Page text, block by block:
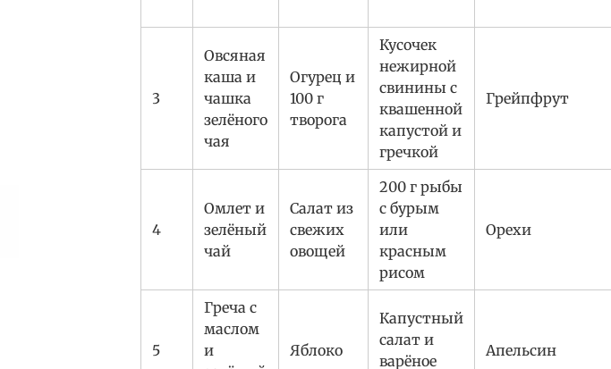
3
Овсяная
каша и
чашка
зелёного
чая
Огурец и
100 г
творога
Кусочек
нежирной
свинины с
квашенной
капустой и
гречкой
Грейпфрут
4
Омлет и
зелёный
чай
Салат из
свежих
овощей
200 г рыбы
с бурым
или
красным
рисом
Орехи
5
Греча с
маслом
и
Яблоко
Капустный
салат и
варёное
Апельсин